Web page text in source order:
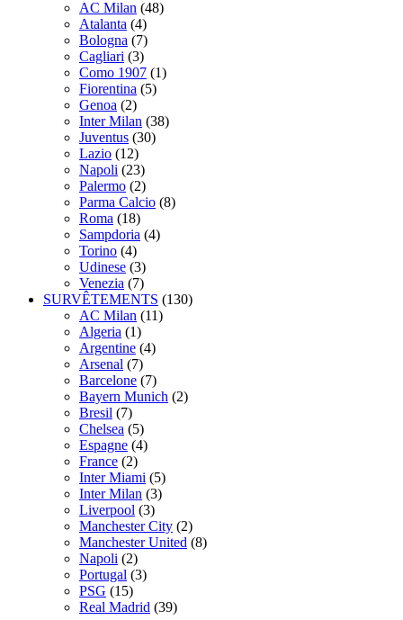
AC Milan (48)
Atalanta (4)
Bologna (7)
Cagliari (3)
Como 1907 (1)
Fiorentina (5)
Genoa (2)
Inter Milan (38)
Juventus (30)
Lazio (12)
Napoli (23)
Palermo (2)
Parma Calcio (8)
Roma (18)
Sampdoria (4)
Torino (4)
Udinese (3)
Venezia (7)
SURVÊTEMENTS (130)
AC Milan (11)
Algeria (1)
Argentine (4)
Arsenal (7)
Barcelone (7)
Bayern Munich (2)
Bresil (7)
Chelsea (5)
Espagne (4)
France (2)
Inter Miami (5)
Inter Milan (3)
Liverpool (3)
Manchester City (2)
Manchester United (8)
Napoli (2)
Portugal (3)
PSG (15)
Real Madrid (39)